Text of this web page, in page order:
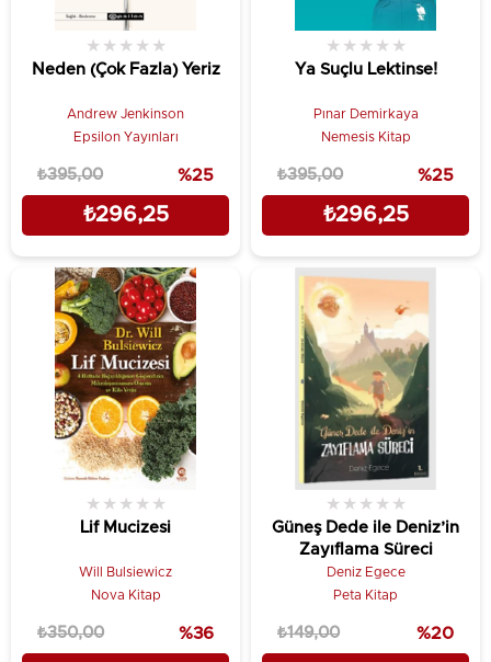
Neden (Çok Fazla) Yeriz
★ ★ ★ ★ ★
Andrew Jenkinson
Epsilon Yayınları
₺296,25
₺395,00 %25
Ya Suçlu Lektinse!
★ ★ ★ ★ ★
Pınar Demirkaya
Nemesis Kitap
₺296,25
₺395,00 %25
Lif Mucizesi
★ ★ ★ ★ ★
Will Bulsiewicz
Nova Kitap
₺350,00 %36
Güneş Dede ile Deniz’in
Zayıflama Süreci
★ ★ ★ ★ ★
Deniz Egece
Peta Kitap
₺149,00 %20